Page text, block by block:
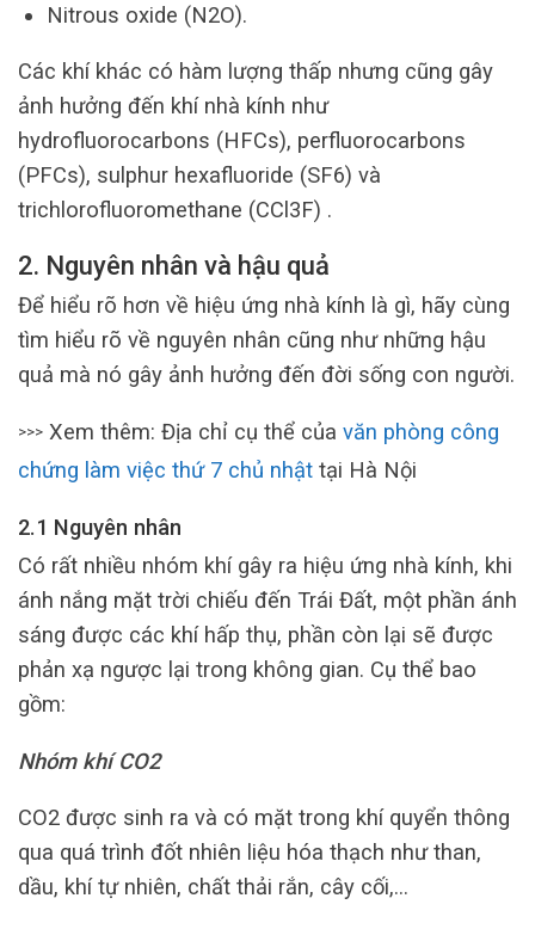
Nitrous oxide (N2O).
Các khí khác có hàm lượng thấp nhưng cũng gây
ảnh hưởng đến khí nhà kính như
hydrofluorocarbons (HFCs), perfluorocarbons
(PFCs), sulphur hexafluoride (SF6) và
trichlorofluoromethane (CCl3F) .
2. Nguyên nhân và hậu quả
Để hiểu rõ hơn về hiệu ứng nhà kính là gì, hãy cùng
tìm hiểu rõ về nguyên nhân cũng như những hậu
quả mà nó gây ảnh hưởng đến đời sống con người.
>>> Xem thêm: Địa chỉ cụ thể của văn phòng công
chứng làm việc thứ 7 chủ nhật tại Hà Nội
2.1 Nguyên nhân
Có rất nhiều nhóm khí gây ra hiệu ứng nhà kính, khi
ánh nắng mặt trời chiếu đến Trái Đất, một phần ánh
sáng được các khí hấp thụ, phần còn lại sẽ được
phản xạ ngược lại trong không gian. Cụ thể bao
gồm:
Nhóm khí CO2
CO2 được sinh ra và có mặt trong khí quyển thông
qua quá trình đốt nhiên liệu hóa thạch như than,
dầu, khí tự nhiên, chất thải rắn, cây cối,…